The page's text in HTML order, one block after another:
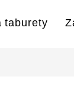
taburety